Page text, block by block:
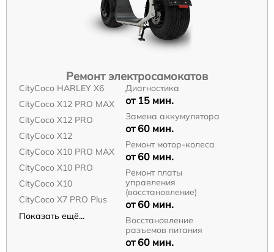
Ремонт электросамокатов
CityCoco HARLEY X6
CityCoco X12 PRO MAX
CityCoco X12 PRO
CityCoco X12
CityCoco X10 PRO MAX
CityCoco X10 PRO
CityCoco X10
CityCoco X7 PRO Plus
Показать ещё...
Диагностика
от 15 мин.
Замена аккумулятора
от 60 мин.
Ремонт мотор-колеса
от 60 мин.
Ремонт платы
управления
(восстановление)
от 60 мин.
Восстановление
разъемов питания
от 60 мин.